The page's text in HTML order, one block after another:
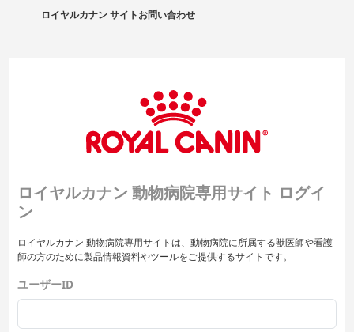
ロイヤルカナン サイトお問い合わせ
ロイヤルカナン 動物病院専用サイト ログイ
ン
ロイヤルカナン 動物病院専用サイトは、動物病院に所属する獣医師や看護
師の方のために製品情報資料やツールをご提供するサイトです。
ユーザーID